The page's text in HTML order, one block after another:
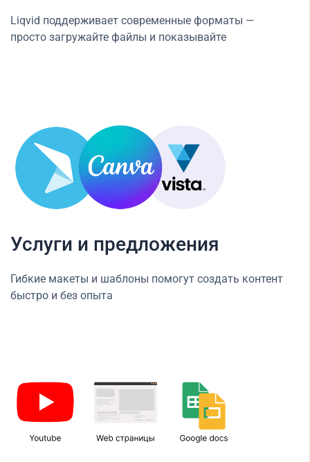
Liqvid поддерживает современные форматы —
просто загружайте файлы и показывайте
Услуги и предложения
Гибкие макеты и шаблоны помогут создать контент
быстро и без опыта